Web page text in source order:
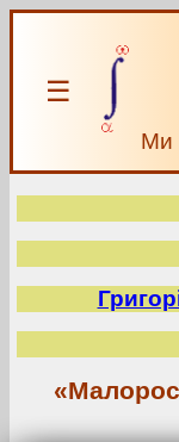
☰
Ми